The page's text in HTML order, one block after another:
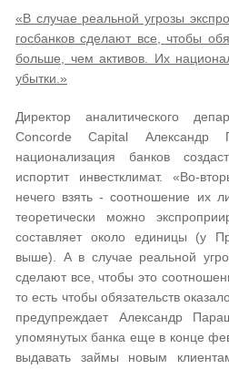
«​В случае реальной угрозы
госбанков сделают все, чтобы
больше, чем активов. Их
убытки. »
Директор аналитического
Concorde Capital Александр
национализация банков
испортит инвестклимат. «Во-
нечего взять - соотношение их
теоретически можно
составляет около единицы (у
выше). А в случае реальной
сделают все, чтобы это
то есть чтобы обязательств
предупреждает Александр
упомянутых банка еще в конце
выдавать займы новым